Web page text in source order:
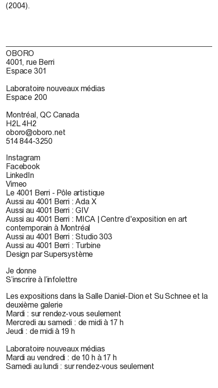
(2004).
OBORO
4001, rue Berri
Espace 301
Laboratoire nouveaux médias
Espace 200
Montréal, QC Canada
H2L 4H2
oboro@oboro.net
514 844-3250
Instagram
Facebook
LinkedIn
Vimeo
Le 4001 Berri - Pôle artistique
Aussi au 4001 Berri : Ada X
Aussi au 4001 Berri : GIV
Aussi au 4001 Berri : MICA | Centre d'exposition en art
contemporain à Montréal
Aussi au 4001 Berri : Studio 303
Aussi au 4001 Berri : Turbine
Design par Supersystème
Je donne
S’inscrire à l’infolettre
Les expositions dans la Salle Daniel-Dion et Su Schnee et la
deuxième galerie
Mardi : sur rendez-vous seulement
Mercredi au samedi : de midi à 17 h
Jeudi : de midi à 19 h
Laboratoire nouveaux médias
Mardi au vendredi : de 10 h à 17 h
Samedi au lundi : sur rendez-vous seulement